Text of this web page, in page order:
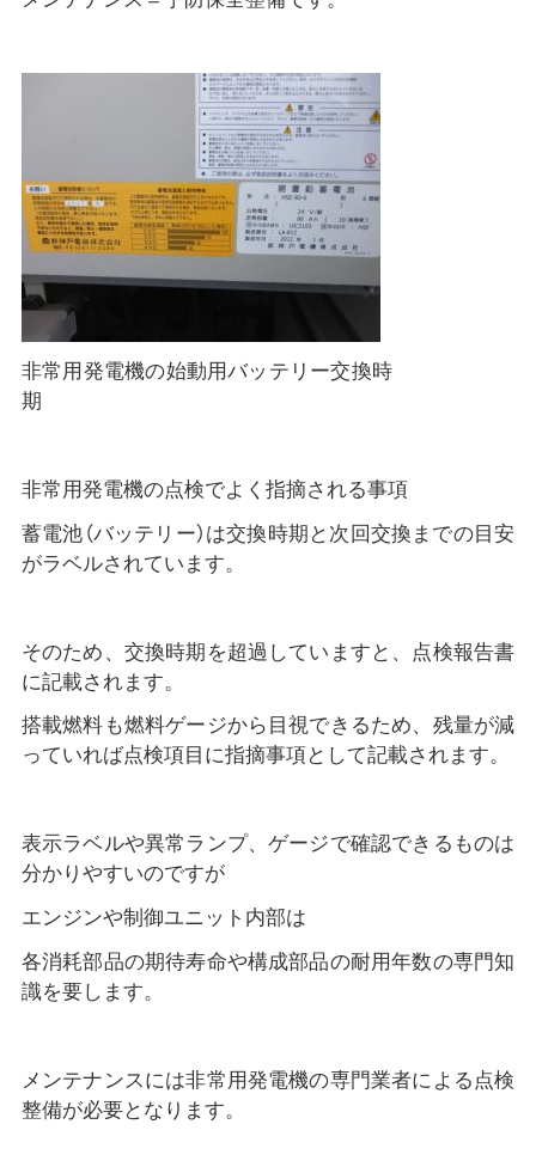
非常用発電機の始動用バッテリー交換時
期
非常用発電機の点検でよく指摘される事項
蓄電池（バッテリー）は交換時期と次回交換までの目安
がラベルされています。
そのため、交換時期を超過していますと、点検報告書
に記載されます。
搭載燃料も燃料ゲージから目視できるため、残量が減
っていれば点検項目に指摘事項として記載されます。
表示ラベルや異常ランプ、ゲージで確認できるものは
分かりやすいのですが
エンジンや制御ユニット内部は
各消耗部品の期待寿命や構成部品の耐用年数の専門知
識を要します。
メンテナンスには非常用発電機の専門業者による点検
整備が必要となります。